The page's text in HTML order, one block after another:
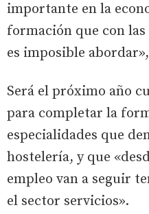
importante en la
formación que con
es imposible
Será el próximo año
para completar la
especialidades que
hostelería, y que
empleo van a seguir
el sector servicios».